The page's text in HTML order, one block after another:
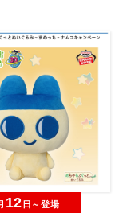
12 日～登場